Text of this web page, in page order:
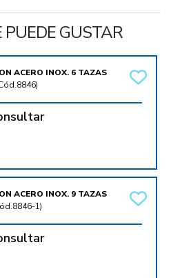
GUSTAR
ACERO INOX. 6 TAZAS
)
ACERO INOX. 9 TAZAS
1)